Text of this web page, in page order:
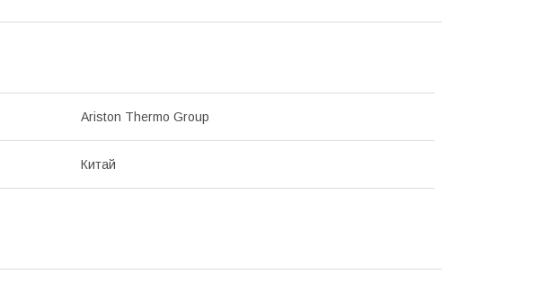
Ariston Thermo Group
Китай